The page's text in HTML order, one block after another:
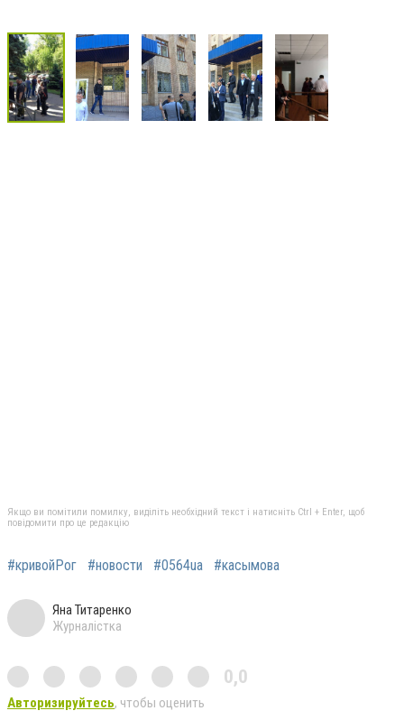
Якщо ви помітили помилку, виділіть необхідний текст і натисніть Ctrl + Enter, щоб
повідомити про це редакцію
#кривойРог #новости #0564ua #касымова
Яна Титаренко
Журналістка
0,0
Авторизируйтесь, чтобы оценить